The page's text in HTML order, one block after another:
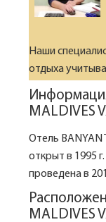
Наши
отдыха
MALDIVES
Отель BANYAN
открыт в 1995
проведена в
MALDIVES